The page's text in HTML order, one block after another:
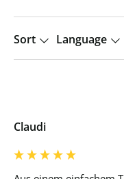
Sort Language
Claudi